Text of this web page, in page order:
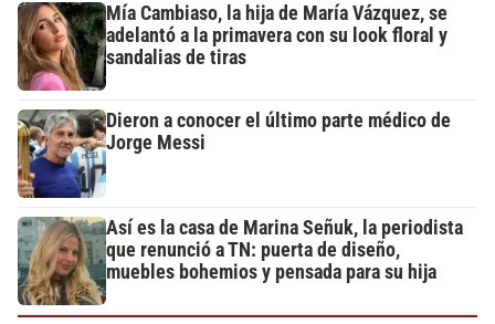
Mía Cambiaso, la hija de María Vázquez, se
adelantó a la primavera con su look floral y
sandalias de tiras
Dieron a conocer el último parte médico de
Jorge Messi
Así es la casa de Marina Señuk, la periodista
que renunció a TN: puerta de diseño,
muebles bohemios y pensada para su hija